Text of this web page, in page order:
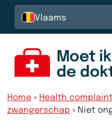
Spring naar de inhoud
Vlaams
Home » Health
zwangerschap » Niet